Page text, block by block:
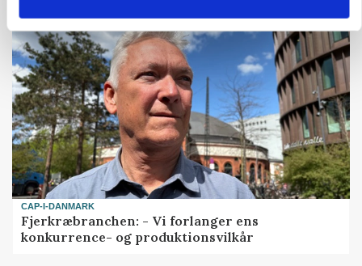
CAP-I-DANMARK
Fjerkræbranchen: - Vi forlanger ens
konkurrence- og produktionsvilkår